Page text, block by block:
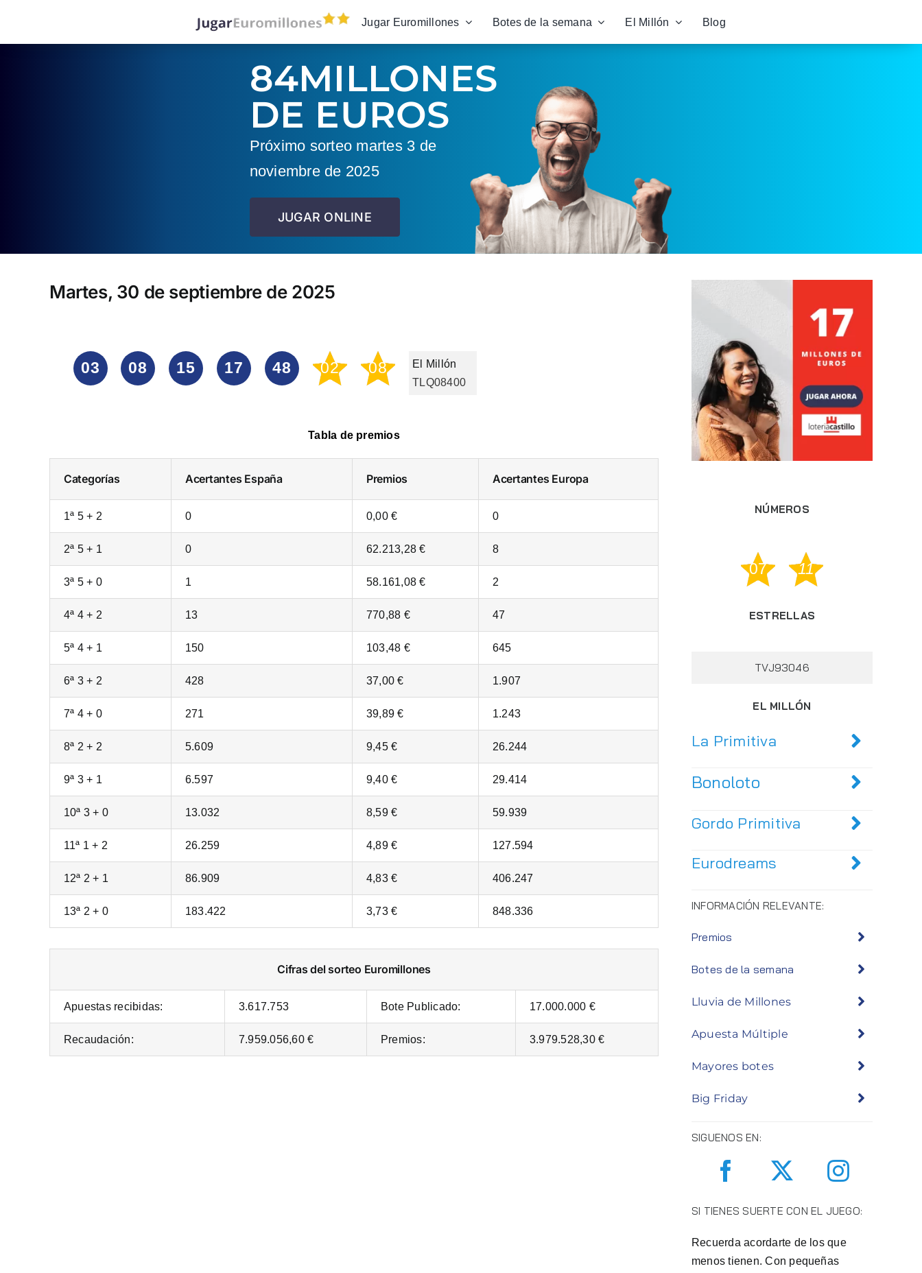
contenido
Jugar Euromillones Botes de la semana El Millón Blog
84MILLONES
DE EUROS
Próximo sorteo martes 3 de
noviembre de 2025
JUGAR ONLINE
Martes, 30 de septiembre de 2025
03 08 15 17 48 02 08
El Millón
TLQ08400
Tabla de premios
Categorías Acertantes España Premios Acertantes Europa
1ª 5 + 2 0 0,00 € 0
2ª 5 + 1 0 62.213,28 € 8
3ª 5 + 0 1 58.161,08 € 2
4ª 4 + 2 13 770,88 € 47
5ª 4 + 1 150 103,48 € 645
6ª 3 + 2 428 37,00 € 1.907
7ª 4 + 0 271 39,89 € 1.243
8ª 2 + 2 5.609 9,45 € 26.244
9ª 3 + 1 6.597 9,40 € 29.414
10ª 3 + 0 13.032 8,59 € 59.939
11ª 1 + 2 26.259 4,89 € 127.594
12ª 2 + 1 86.909 4,83 € 406.247
13ª 2 + 0 183.422 3,73 € 848.336
Cifras del sorteo Euromillones
Apuestas recibidas: 3.617.753 Bote Publicado: 17.000.000 €
Recaudación: 7.959.056,60 € Premios: 3.979.528,30 €
NÚMEROS
07 11
ESTRELLAS
TVJ93046
EL MILLÓN
La Primitiva
Bonoloto
Gordo Primitiva
Eurodreams
INFORMACIÓN RELEVANTE:
Premios
Botes de la semana
Lluvia de Millones
Apuesta Múltiple
Mayores botes
Big Friday
SIGUENOS EN:
SI TIENES SUERTE CON EL JUEGO:
Recuerda acordarte de los que
menos tienen. Con pequeñas